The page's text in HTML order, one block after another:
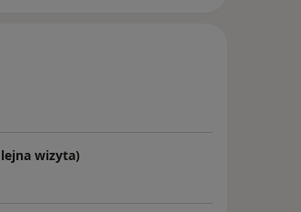
wizyta)